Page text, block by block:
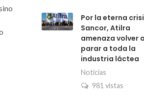
Por la eterna
Sancor, Atilra
amenaza volver a
parar a toda la
industria láctea
Noticias
981 vistas